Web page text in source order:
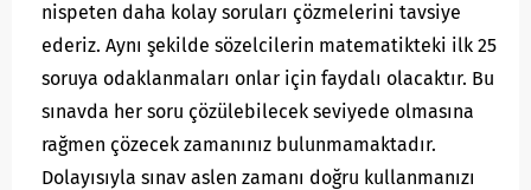
nispeten daha kolay soruları çözmelerini tavsiye
ederiz. Aynı şekilde sözelcilerin matematikteki ilk 25
soruya odaklanmaları onlar için faydalı olacaktır. Bu
sınavda her soru çözülebilecek seviyede olmasına
rağmen çözecek zamanınız bulunmamaktadır.
Dolayısıyla sınav aslen zamanı doğru kullanmanızı